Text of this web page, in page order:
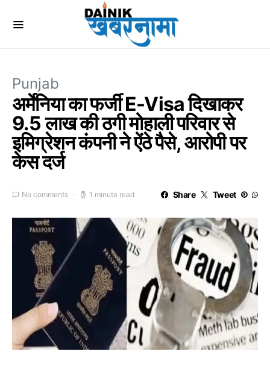
Punjab
अर्मेनिया का फर्जी E-Visa दिखाकर
9.5 लाख की ठगी मोहाली परिवार से
इमिग्रेशन कंपनी ने ऐंठे पैसे, आरोपी पर
केस दर्ज
No comments 1 minute read Share Tweet